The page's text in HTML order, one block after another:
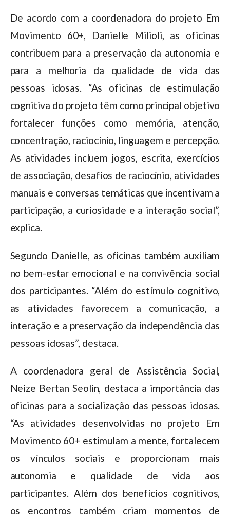
De acordo com a coordenadora do projeto Em
Movimento 60+, Danielle Milioli, as oficinas
contribuem para a preservação da autonomia e
para a melhoria da qualidade de vida das
pessoas idosas. “As oficinas de estimulação
cognitiva do projeto têm como principal objetivo
fortalecer funções como memória, atenção,
concentração, raciocínio, linguagem e percepção.
As atividades incluem jogos, escrita, exercícios
de associação, desafios de raciocínio, atividades
manuais e conversas temáticas que incentivam a
participação, a curiosidade e a interação social”,
explica.
Segundo Danielle, as oficinas também auxiliam
no bem-estar emocional e na convivência social
dos participantes. “Além do estímulo cognitivo,
as atividades favorecem a comunicação, a
interação e a preservação da independência das
pessoas idosas”, destaca.
A coordenadora geral de Assistência Social,
Neize Bertan Seolin, destaca a importância das
oficinas para a socialização das pessoas idosas.
“As atividades desenvolvidas no projeto Em
Movimento 60+ estimulam a mente, fortalecem
os vínculos sociais e proporcionam mais
autonomia e qualidade de vida aos
participantes. Além dos benefícios cognitivos,
os encontros também criam momentos de